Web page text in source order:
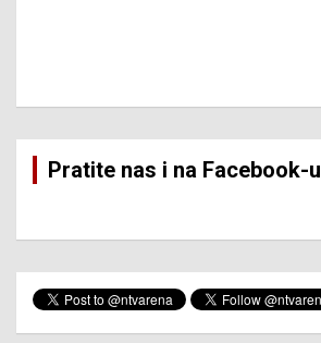
Pratite nas i na Facebook-u